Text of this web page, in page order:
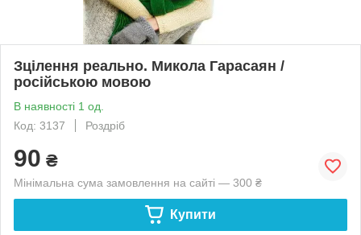
Зцілення реально. Микола Гарасаян /
російською мовою
В наявності 1 од.
Код: 3137
Роздріб
90 ₴
Мінімальна сума замовлення на сайті — 300 ₴
Купити